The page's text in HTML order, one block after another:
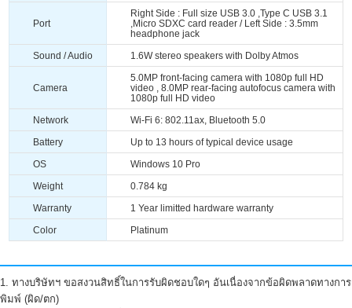
Port
Right Side : Full size USB 3.0 ,Type C USB 3.1
,Micro SDXC card reader / Left Side : 3.5mm
headphone jack
Sound / Audio 1.6W stereo speakers with Dolby Atmos
Camera
5.0MP front-facing camera with 1080p full HD
video , 8.0MP rear-facing autofocus camera with
1080p full HD video
Network Wi-Fi 6: 802.11ax, Bluetooth 5.0
Battery Up to 13 hours of typical device usage
OS Windows 10 Pro
Weight 0.784 kg
Warranty 1 Year limitted hardware warranty
Color Platinum
1. ทางบริษัทฯ ขอสงวนสิทธิ์ในการรับผิดชอบใดๆ อันเนื่องจากข้อผิดพลาดทางการ
พิมพ์ (ผิด/ตก)